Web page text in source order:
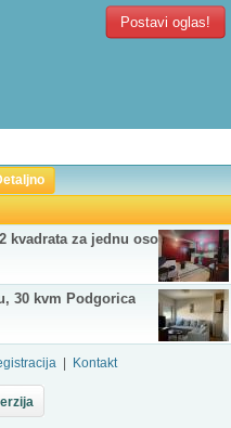
Postavi oglas!
kvadrata za jednu osobu
30 kvm Podgorica
Kontakt